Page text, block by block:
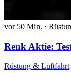
vor 50 Min. ·
Renk Aktie:
Rüstung & Luftfahrt